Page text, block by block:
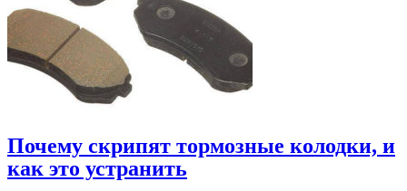
Почему скрипят тормозные колодки, и
как это устранить